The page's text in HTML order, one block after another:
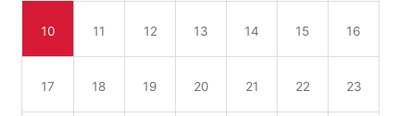
10 11 12 13 14 15 16
17 18 19 20 21 22 23